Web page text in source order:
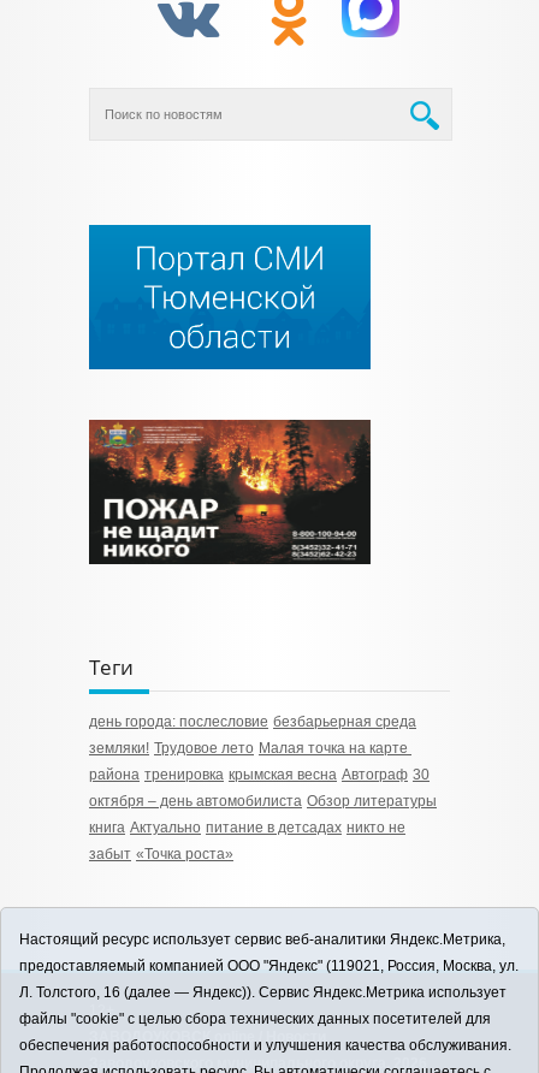
Теги
день города: послесловие безбарьерная среда
земляки! Трудовое лето Малая точка на карте
района тренировка крымская весна Автограф 30
октября – день автомобилиста Обзор литературы
книга Актуально питание в детсадах никто не
забыт «Точка роста»
12+
ЗАВОДОУКОВСК online / Новости
Заводоуковского муниципального округа, 2026
Настоящий ресурс использует сервис веб-аналитики Яндекс.Метрика,
предоставляемый компанией ООО "Яндекс" (119021, Россия, Москва, ул.
Л. Толстого, 16 (далее — Яндекс)). Сервис Яндекс.Метрика использует
файлы "cookie" с целью сбора технических данных посетителей для
обеспечения работоспособности и улучшения качества обслуживания.